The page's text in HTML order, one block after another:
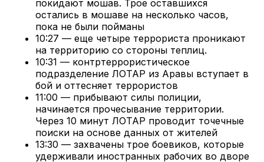
покидают мошав. Трое оставшихся
остались в мошаве на несколько часов,
пока не были пойманы
10:27 — еще четыре террориста проникают
на территорию со стороны теплиц.
10:31 — контртеррористическое
подразделение ЛОТАР из Аравы вступает в
бой и оттесняет террористов
11:00 — прибывают силы полиции,
начинается прочесывание территории.
Через 10 минут ЛОТАР проводит точечные
поиски на основе данных от жителей
13:30 — захвачены трое боевиков, которые
удерживали иностранных рабочих во дворе